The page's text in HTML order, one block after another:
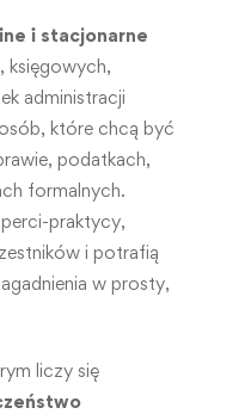
i stacjonarne
księgowych,
administracji
które chcą być
podatkach,
formalnych.
praktycy,
i potrafią
w prosty,
liczy się